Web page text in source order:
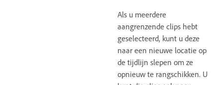
Als u meerdere
aangrenzende clips hebt
geselecteerd, kunt u deze
naar een nieuwe locatie op
de tijdlijn slepen om ze
opnieuw te rangschikken. U